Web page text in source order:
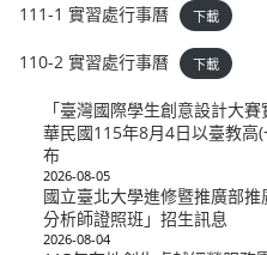
111-1 實習處行事曆 下載
110-2 實習處行事曆 下載
「臺灣國際學生創意設計大
華民國115年8月4日以臺教
布
2026-08-05
國立臺北大學進修暨推廣部
分析師證照班」招生訊息
2026-08-04